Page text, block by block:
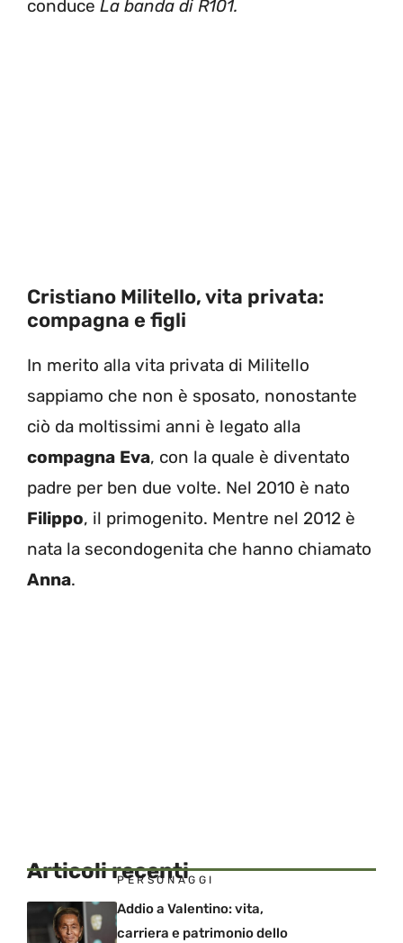
conduce La banda di R101.
Cristiano Militello, vita privata:
compagna e figli
In merito alla vita privata di Militello
sappiamo che non è sposato, nonostante
ciò da moltissimi anni è legato alla
compagna Eva, con la quale è diventato
padre per ben due volte. Nel 2010 è nato
Filippo, il primogenito. Mentre nel 2012 è
nata la secondogenita che hanno chiamato
Anna.
Articoli recenti
PERSONAGGI
Addio a Valentino: vita,
carriera e patrimonio dello